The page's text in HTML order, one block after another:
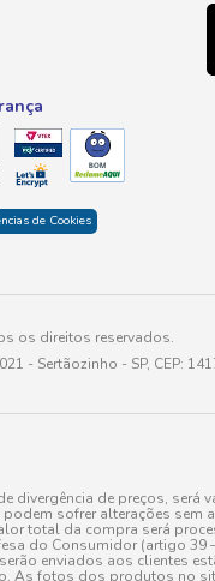
de Cookies
os direitos reservados.
- Sertãozinho - SP, CEP:
de preços,
sofrer alterações
total da compra será
Consumidor (artigo 39 – I
enviados aos clientes
As fotos dos produtos no